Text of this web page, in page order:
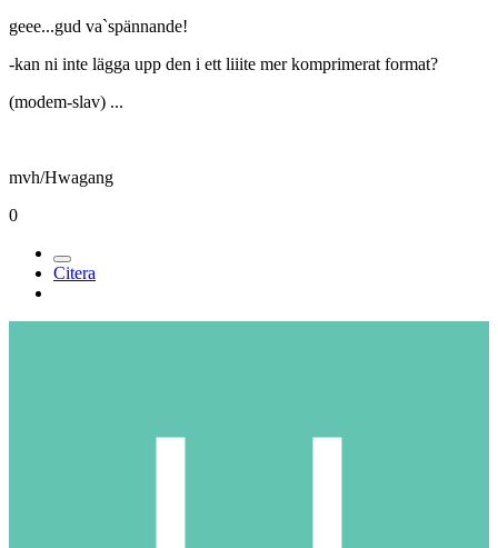
geee...gud va`spännande!
-kan ni inte lägga upp den i ett liiite mer komprimerat format?
(modem-slav) ...
mvh/Hwagang
0
Citera